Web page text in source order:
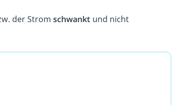
der Strom schwankt und nicht